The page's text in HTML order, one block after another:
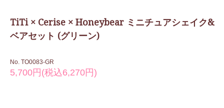
TiTi × Cerise × Honeybear ミニチュアシェイク&
ベアセット (グリーン)
No. TO0083-GR
5,700円(税込6,270円)